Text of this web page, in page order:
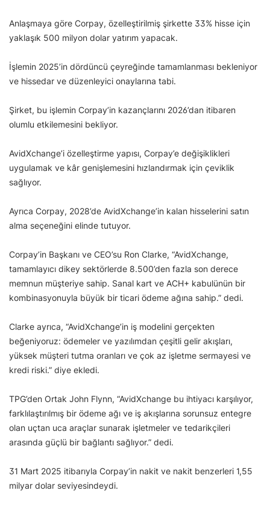
Anlaşmaya göre Corpay, özelleştirilmiş şirkette 33% hisse için
yaklaşık 500 milyon dolar yatırım yapacak.
İşlemin 2025’in dördüncü çeyreğinde tamamlanması bekleniyor
ve hissedar ve düzenleyici onaylarına tabi.
Şirket, bu işlemin Corpay’in kazançlarını 2026’dan itibaren
olumlu etkilemesini bekliyor.
AvidXchange’i özelleştirme yapısı, Corpay’e değişiklikleri
uygulamak ve kâr genişlemesini hızlandırmak için çeviklik
sağlıyor.
Ayrıca Corpay, 2028’de AvidXchange’in kalan hisselerini satın
alma seçeneğini elinde tutuyor.
Corpay’in Başkanı ve CEO’su Ron Clarke, “AvidXchange,
tamamlayıcı dikey sektörlerde 8.500’den fazla son derece
memnun müşteriye sahip. Sanal kart ve ACH+ kabulünün bir
kombinasyonuyla büyük bir ticari ödeme ağına sahip.” dedi.
Clarke ayrıca, “AvidXchange’in iş modelini gerçekten
beğeniyoruz: ödemeler ve yazılımdan çeşitli gelir akışları,
yüksek müşteri tutma oranları ve çok az işletme sermayesi ve
kredi riski.” diye ekledi.
TPG’den Ortak John Flynn, “AvidXchange bu ihtiyacı karşılıyor,
farklılaştırılmış bir ödeme ağı ve iş akışlarına sorunsuz entegre
olan uçtan uca araçlar sunarak işletmeler ve tedarikçileri
arasında güçlü bir bağlantı sağlıyor.” dedi.
31 Mart 2025 itibarıyla Corpay’in nakit ve nakit benzerleri 1,55
milyar dolar seviyesindeydi.